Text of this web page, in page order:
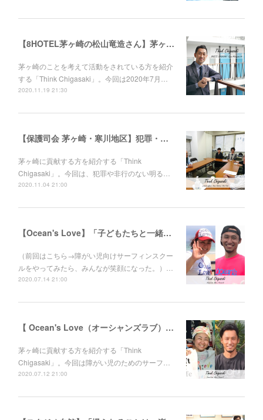
【8HOTEL茅ヶ崎の松山竜造さん】茅ヶ崎と繋がれるホテル。夏はもちろん、秋冬こそサウナ好きに来て欲しい。
茅ヶ崎のことを考えて活動をされている方を紹介
する「Think Chigasaki」。今回は2020年7月…
2020.11.19 21:30
【保護司会 茅ヶ崎・寒川地区】犯罪・非行から立ち直ろうとする人に、寄り添う人がいます。保護司の板坂光明さん、戸井田 慎さん
茅ヶ崎に貢献する方を紹介する「Think
Chigasaki」。今回は、犯罪や非行のない明る…
2020.11.04 21:00
【Ocean's Love】「子どもたちと一緒に成長していきたい。」伊東"あびる"花江さんと伊藤良師さん
（前回はこちら→障がい児向けサーフィンスクー
ルをやってみたら、みんなが笑顔になった。）…
2020.07.14 21:00
【 Ocean's Love（オーシャンズラブ）】障がい児向けサーフィンスクールをやってみたら、みんなが笑顔になった。伊東“あびる”花江さんと伊藤良師さん
茅ヶ崎に貢献する方を紹介する「Think
Chigasaki」。今回は障がい児のためのサーフ…
2020.07.12 21:00